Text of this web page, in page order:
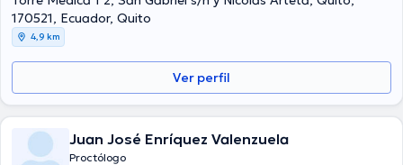
170521, Ecuador, Quito
4,9 km
Ver perfil
Juan José Enríquez Valenzuela
Proctólogo